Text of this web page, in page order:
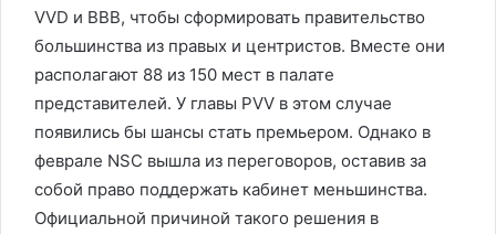
VVD и ВВВ, чтобы сформировать правительство
большинства из правых и центристов. Вместе они
располагают 88 из 150 мест в палате
представителей. У главы PVV в этом случае
появились бы шансы стать премьером. Однако в
феврале NSC вышла из переговоров, оставив за
собой право поддержать кабинет меньшинства.
Официальной причиной такого решения в